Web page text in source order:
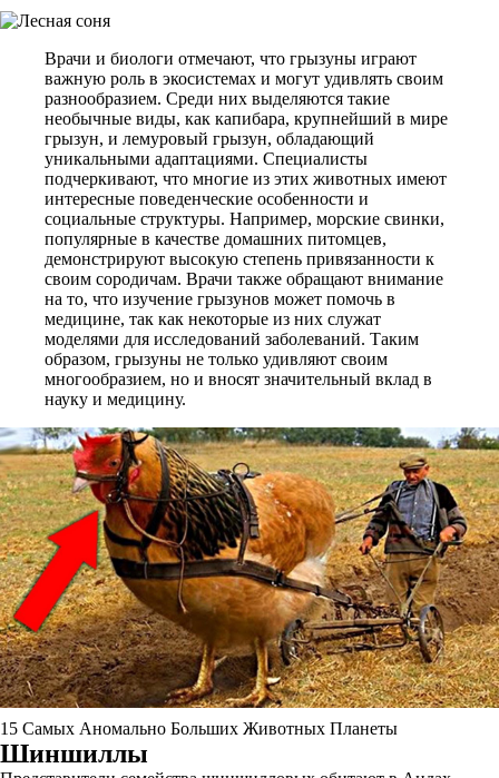
Врачи и биологи отмечают, что грызуны играют
важную роль в экосистемах и могут удивлять своим
разнообразием. Среди них выделяются такие
необычные виды, как капибара, крупнейший в мире
грызун, и лемуровый грызун, обладающий
уникальными адаптациями. Специалисты
подчеркивают, что многие из этих животных имеют
интересные поведенческие особенности и
социальные структуры. Например, морские свинки,
популярные в качестве домашних питомцев,
демонстрируют высокую степень привязанности к
своим сородичам. Врачи также обращают внимание
на то, что изучение грызунов может помочь в
медицине, так как некоторые из них служат
моделями для исследований заболеваний. Таким
образом, грызуны не только удивляют своим
многообразием, но и вносят значительный вклад в
науку и медицину.
15 Самых Аномально Больших Животных Планеты
Шиншиллы